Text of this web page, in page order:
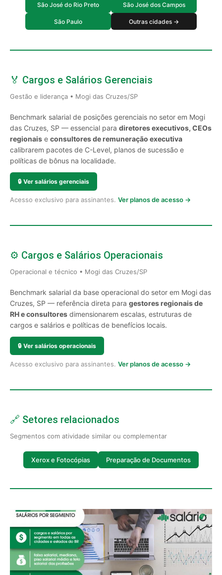
São José do Rio Preto São José dos Campos
São Paulo Outras cidades →
🏅 Cargos e Salários Gerenciais
Gestão e liderança • Mogi das Cruzes/SP
Benchmark salarial de posições gerenciais no setor em Mogi
das Cruzes, SP — essencial para diretores executivos, CEOs
regionais e consultores de remuneração executiva
calibrarem pacotes de C-Level, planos de sucessão e
políticas de bônus na localidade.
🔒 Ver salários gerenciais
Acesso exclusivo para assinantes. Ver planos de acesso →
⚙️ Cargos e Salários Operacionais
Operacional e técnico • Mogi das Cruzes/SP
Benchmark salarial da base operacional do setor em Mogi das
Cruzes, SP — referência direta para gestores regionais de
RH e consultores dimensionarem escalas, estruturas de
cargos e salários e políticas de benefícios locais.
🔒 Ver salários operacionais
Acesso exclusivo para assinantes. Ver planos de acesso →
🔗 Setores relacionados
Segmentos com atividade similar ou complementar
Xerox e Fotocópias Preparação de Documentos